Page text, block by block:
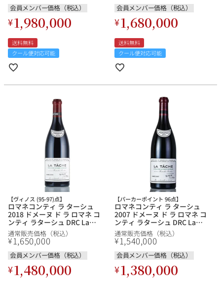
会員メンバー価格（税込）
¥1,980,000
送料無料
クール便対応可能
会員メンバー価格（税込）
¥1,680,000
送料無料
クール便対応可能
【ヴィノス (95-97)点】
ロマネコンティ ラ ターシュ
2018 ドメーヌ ド ラ ロマネ コ
ンティ ラターシュ DRC La
Tache フランス ブルゴーニュ
赤ワイン
通常販売価格（税込）
¥1,650,000
会員メンバー価格（税込）
¥1,480,000
【パーカーポイント 96点】
ロマネコンティ ラ ターシュ
2007 ドメーヌ ド ラ ロマネ コ
ンティ ラターシュ DRC La
Tache フランス ブルゴーニュ
赤ワイン
通常販売価格（税込）
¥1,540,000
会員メンバー価格（税込）
¥1,380,000